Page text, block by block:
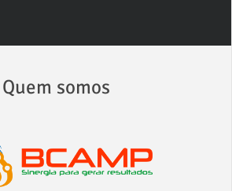
Quem somos